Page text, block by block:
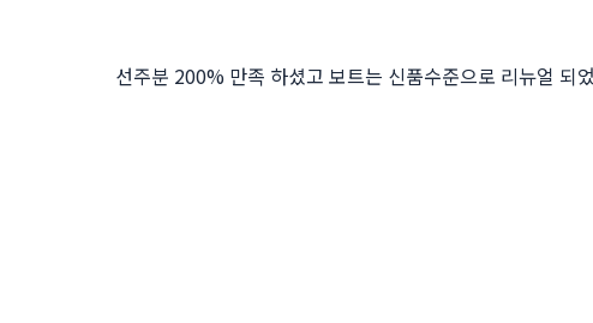
선주분 200% 만족 하셨고 보트는 신품수준으로 리뉴얼 되